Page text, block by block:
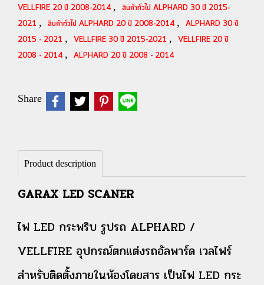
VELLFIRE 20 ปี 2008-2014 , สินค้าทั่วไป ALPHARD 30 ปี 2015-
2021 , สินค้าทั่วไป ALPHARD 20 ปี 2008-2014 , ALPHARD 30 ปี
2015 - 2021 , VELLFIRE 30 ปี 2015-2021 , VELLFIRE 20 ปี
2008 - 2014 , ALPHARD 20 ปี 2008 - 2014
Share
Product description
GARAX LED SCANER
ไฟ LED กระพริบ รูปรถ ALPHARD /
VELLFIRE อุปกรณ์ตกแต่งรถอัลพาร์ด เวลไฟร์
สำหรับติดตั้งภายในห้องโดยสาร เป็นไฟ LED กระ